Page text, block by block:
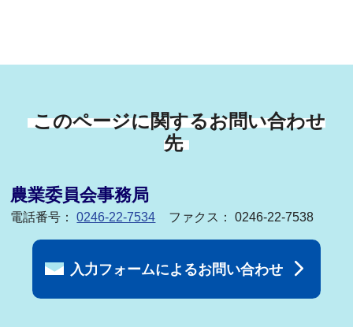
このページに関するお問い合わせ
先
農業委員会事務局
電話番号：0246-22-7534 ファクス： 0246-22-7538
入力フォームによるお問い合わせ